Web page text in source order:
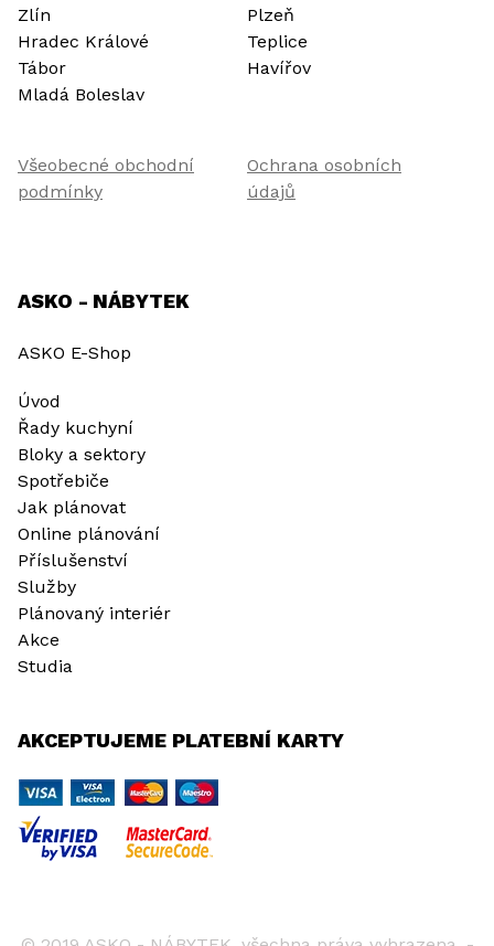
Zlín
Hradec Králové
Tábor
Mladá Boleslav
Plzeň
Teplice
Havířov
Všeobecné obchodní
podmínky
Ochrana osobních
údajů
ASKO - NÁBYTEK
ASKO E-Shop
Úvod
Řady kuchyní
Bloky a sektory
Spotřebiče
Jak plánovat
Online plánování
Příslušenství
Služby
Plánovaný interiér
Akce
Studia
AKCEPTUJEME PLATEBNÍ KARTY